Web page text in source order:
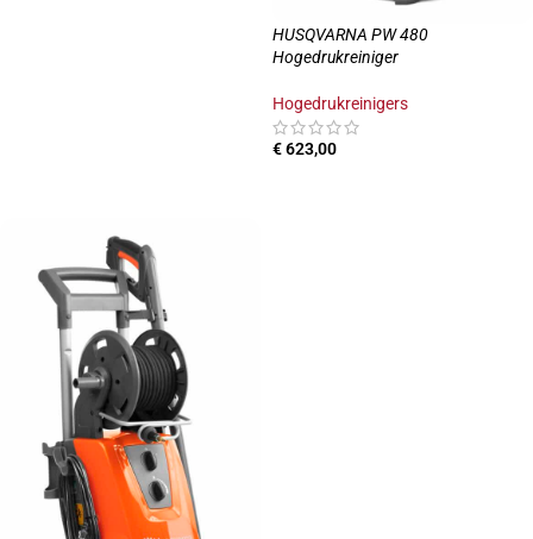
HUSQVARNA PW 480
Hogedrukreiniger
Hogedrukreinigers
€623,00